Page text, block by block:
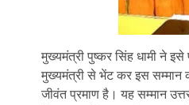
मुख्यमंत्री पुष्कर सिंह धामी ने
मुख्यमंत्री से भेंट कर इस सम्मान
जीवंत प्रमाण है। यह सम्मान